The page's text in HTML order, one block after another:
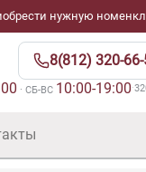
нужную
8(812) 320-
· СБ-ВС 10:00-19:00·